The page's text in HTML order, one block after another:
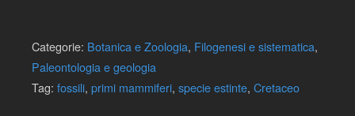
Categorie: Botanica e Zoologia, Filogenesi e sistematica,
Paleontologia e geologia
Tag: fossili, primi mammiferi, specie estinte, Cretaceo